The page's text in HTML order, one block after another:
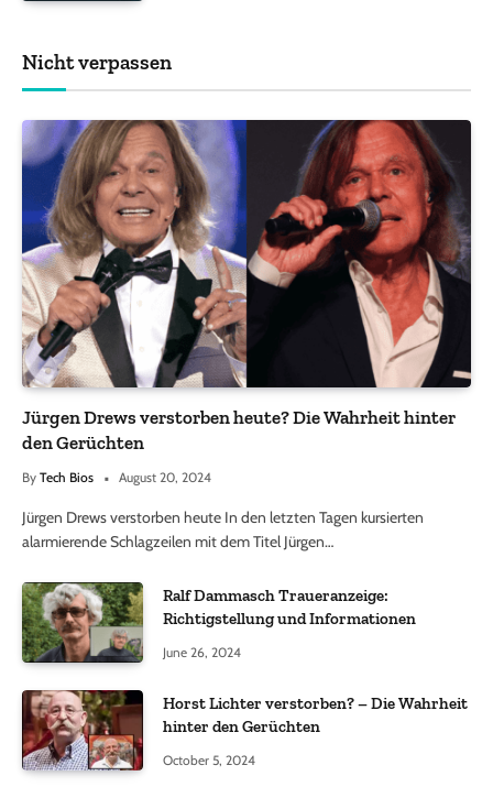
Nicht verpassen
Jürgen Drews verstorben heute? Die Wahrheit hinter
den Gerüchten
By Tech Bios August 20, 2024
Jürgen Drews verstorben heute In den letzten Tagen kursierten
alarmierende Schlagzeilen mit dem Titel Jürgen…
Ralf Dammasch Traueranzeige:
Richtigstellung und Informationen
June 26, 2024
Horst Lichter verstorben? – Die Wahrheit
hinter den Gerüchten
October 5, 2024